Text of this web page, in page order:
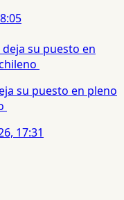
su puesto en pleno
17:31